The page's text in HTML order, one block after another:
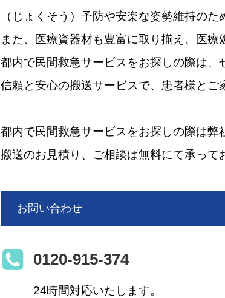
（じょくそう）予防や安楽な姿勢維持のた
また、医療資器材も豊富に取り揃え、医療
都内で民間救急サービスをお探しの際は、
信頼と安心の搬送サービスで、患者様とご
都内で民間救急サービスをお探しの際は弊
搬送のお見積り、ご相談は無料にて承って
お問い合わせ
0120-915-374
24時間対応いたします。